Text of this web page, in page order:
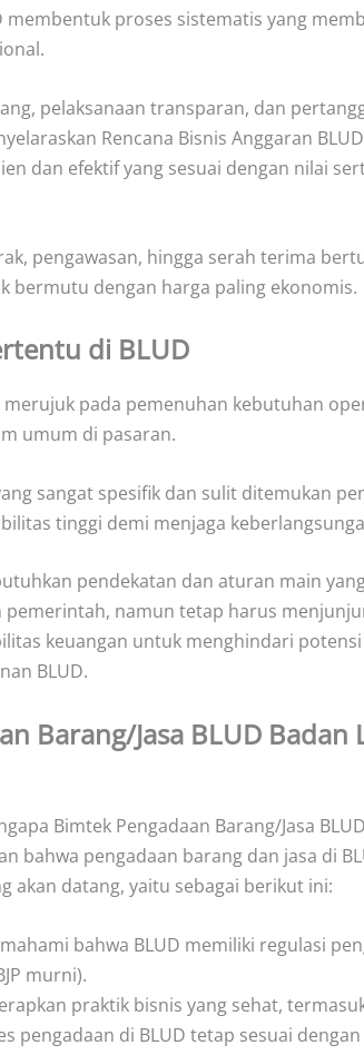
membentuk proses sistematis yang
pelaksanaan transparan, dan
Rencana Bisnis Anggaran
dan efektif yang sesuai dengan nilai
pengawasan, hingga serah terima
bermutu dengan harga paling ekonomis.
di BLUD
pada pemenuhan kebutuhan
umum di pasaran.
sangat spesifik dan sulit ditemukan
tinggi demi menjaga
pendekatan dan aturan main
namun tetap harus
keuangan untuk menghindari
BLUD.
Barang/Jasa BLUD
Bimtek Pengadaan Barang/Jasa
bahwa pengadaan barang dan jasa di
akan datang, yaitu sebagai berikut ini:
bahwa BLUD memiliki regulasi
murni).
praktik bisnis yang sehat,
pengadaan di BLUD tetap sesuai